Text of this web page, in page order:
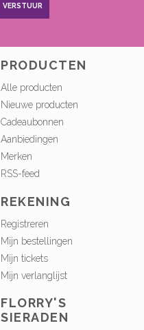
VERSTUUR
PRODUCTEN
Alle producten
Nieuwe producten
Cadeaubonnen
Aanbiedingen
Merken
RSS-feed
REKENING
Registreren
Mijn bestellingen
Mijn tickets
Mijn verlanglijst
FLORRY'S
SIERADEN